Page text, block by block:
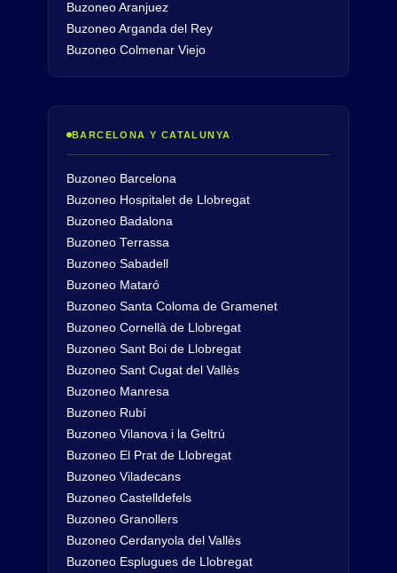
Buzoneo Aranjuez
Buzoneo Arganda del Rey
Buzoneo Colmenar Viejo
BARCELONA Y CATALUNYA
Buzoneo Barcelona
Buzoneo Hospitalet de Llobregat
Buzoneo Badalona
Buzoneo Terrassa
Buzoneo Sabadell
Buzoneo Mataró
Buzoneo Santa Coloma de Gramenet
Buzoneo Cornellà de Llobregat
Buzoneo Sant Boi de Llobregat
Buzoneo Sant Cugat del Vallès
Buzoneo Manresa
Buzoneo Rubí
Buzoneo Vilanova i la Geltrú
Buzoneo El Prat de Llobregat
Buzoneo Viladecans
Buzoneo Castelldefels
Buzoneo Granollers
Buzoneo Cerdanyola del Vallès
Buzoneo Esplugues de Llobregat